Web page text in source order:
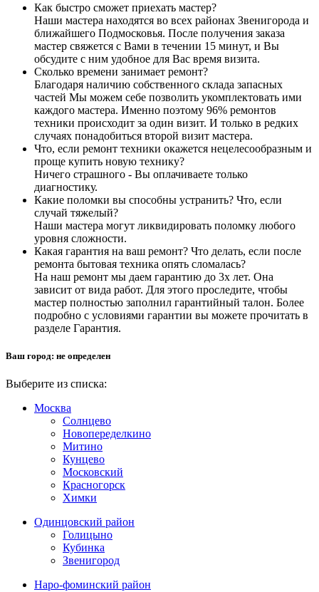
Как быстро сможет приехать мастер?
Наши мастера находятся во всех районах Звенигорода и
ближайшего Подмосковья. После получения заказа
мастер свяжется с Вами в течении 15 минут, и Вы
обсудите с ним удобное для Вас время визита.
Сколько времени занимает ремонт?
Благодаря наличию собственного склада запасных
частей Мы можем себе позволить укомплектовать ими
каждого мастера. Именно поэтому 96% ремонтов
техники происходит за один визит. И только в редких
случаях понадобиться второй визит мастера.
Что, если ремонт техники окажется нецелесообразным и
проще купить новую технику?
Ничего страшного - Вы оплачиваете только
диагностику.
Какие поломки вы способны устранить? Что, если
случай тяжелый?
Наши мастера могут ликвидировать поломку любого
уровня сложности.
Какая гарантия на ваш ремонт? Что делать, если после
ремонта бытовая техника опять сломалась?
На наш ремонт мы даем гарантию до 3х лет. Она
зависит от вида работ. Для этого проследите, чтобы
мастер полностью заполнил гарантийный талон. Более
подробно с условиями гарантии вы можете прочитать в
разделе Гарантия.
Ваш город: не определен
Выберите из списка:
Москва
Солнцево
Новопеределкино
Митино
Кунцево
Московский
Красногорск
Химки
Одинцовский район
Голицыно
Кубинка
Звенигород
Наро-фоминский район